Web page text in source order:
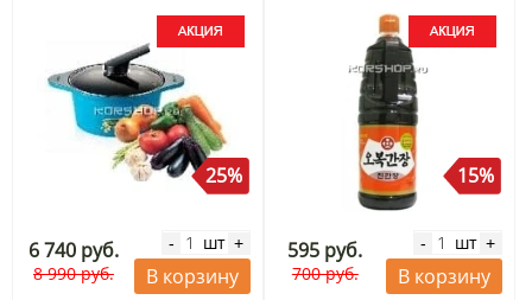
25%
6 740 руб.
8 990 руб.
- шт +
В корзину
15%
595 руб.
700 руб.
- шт +
В корзину